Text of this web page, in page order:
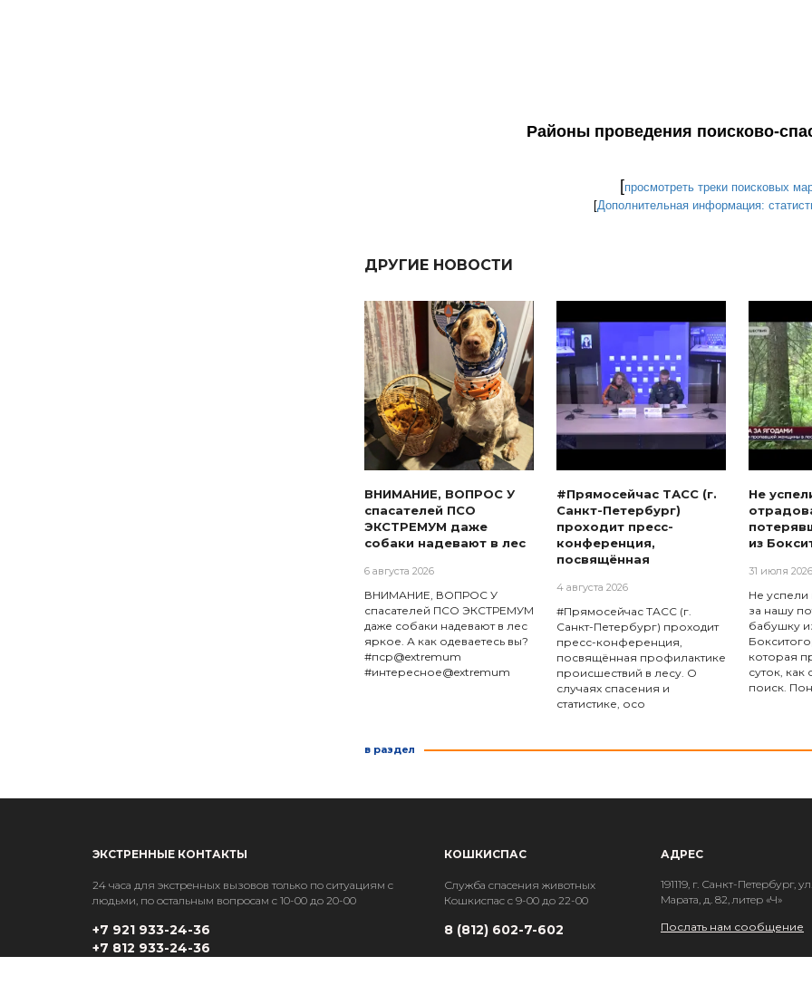
Районы проведения поисково-
[просмотреть треки поисковых
[Дополнительная информация:
ДРУГИЕ НОВОСТИ
ВНИМАНИЕ, ВОПРОС У
спасателей ПСО
ЭКСТРЕМУМ даже
собаки надевают в лес
6 августа 2026
ВНИМАНИЕ, ВОПРОС У
спасателей ПСО ЭКСТРЕМУМ
даже собаки надевают в лес
яркое. А как одеваетесь вы?
#пср@extremum
#интересное@extremum
#Прямосейчас ТАСС (г.
Санкт-Петербург)
проходит пресс-
конференция,
посвящённая
4 августа 2026
#Прямосейчас ТАСС (г.
Санкт-Петербург) проходит
пресс-конференция,
посвящённая профилактике
происшествий в лесу. О
случаях спасения и
статистике, осо
Не
из
31 июля 2026
Не успели
за нашу
бабушку
которая
суток, как
поиск.
в раздел
ЭКСТРЕННЫЕ КОНТАКТЫ
24 часа для экстренных вызовов только по ситуациям с
людьми, по остальным вопросам с 10-00 до 20-00
+7 921 933-24-36
+7 812 933-24-36
КОШКИСПАС
Служба спасения животных
Кошкиспас с 9-00 до 22-00
8 (812) 602-7-602
АДРЕС
191119, г. Санкт-Петербург, ул.
Марата, д. 82, литер «Ч»
Послать нам сообщение